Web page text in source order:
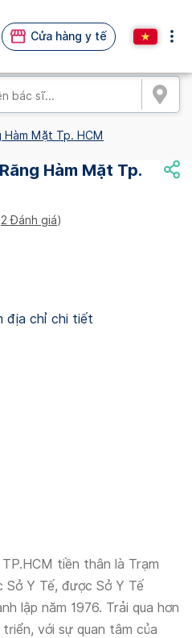
Cửa hàng y tế
Hàm Mặt Tp. HCM
Hàm Mặt Tp.
2 Đánh giá)
địa chỉ chi tiết
tiền thân là Trạm
Y Tế, được Sở Y Tế
lập năm 1976. Trải qua hơn
với sự quan tâm của